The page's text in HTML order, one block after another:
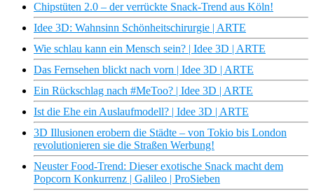
Chipstüten 2.0 – der verrückte Snack-Trend aus Köln!
Idee 3D: Wahnsinn Schönheitschirurgie | ARTE
Wie schlau kann ein Mensch sein? | Idee 3D | ARTE
Das Fernsehen blickt nach vorn | Idee 3D | ARTE
Ein Rückschlag nach #MeToo? | Idee 3D | ARTE
Ist die Ehe ein Auslaufmodell? | Idee 3D | ARTE
3D Illusionen erobern die Städte – von Tokio bis London
revolutionieren sie die Straßen Werbung!
Neuster Food-Trend: Dieser exotische Snack macht dem
Popcorn Konkurrenz | Galileo | ProSieben